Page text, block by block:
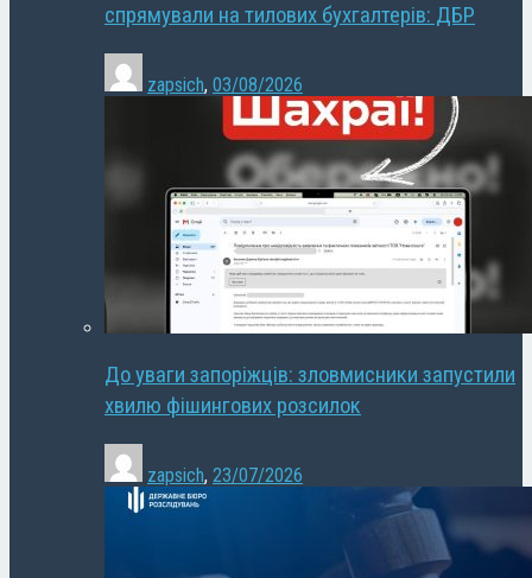
спрямували на тилових бухгалтерів: ДБР
zapsich, 03/08/2026
До уваги запоріжців: зловмисники запустили
хвилю фішингових розсилок
zapsich, 23/07/2026